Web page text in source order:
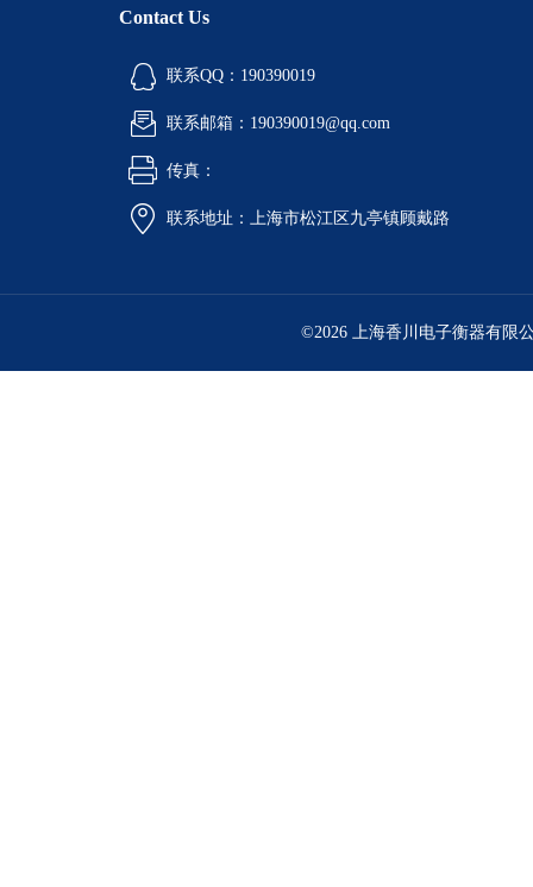
Contact Us
联系QQ：190390019
联系邮箱：190390019@qq.com
传真：
联系地址：上海市松江区九亭镇顾戴路
©2026 上海香川电子衡器有限